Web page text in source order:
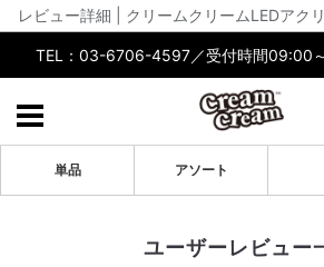
TEL：03-6706-4597／受付時間09:00～
単品 アソート
ユーザーレビュー